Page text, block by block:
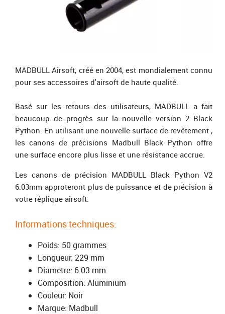
MADBULL Airsoft, créé en 2004, est mondialement connu
pour ses accessoires d'airsoft de haute qualité.
Basé sur les retours des utilisateurs, MADBULL a fait
beaucoup de progrès sur la nouvelle version 2 Black
Python. En utilisant une nouvelle surface de revêtement ,
les canons de précisions Madbull Black Python offre
une surface encore plus lisse et une résistance accrue.
Les canons de précision MADBULL Black Python V2
6.03mm approteront plus de puissance et de précision à
votre réplique airsoft.
Informations techniques:
Poids: 50 grammes
Longueur: 229 mm
Diametre: 6.03 mm
Composition: Aluminium
Couleur: Noir
Marque: Madbull